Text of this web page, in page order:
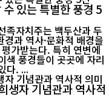
있는 특별한 풍경 5
족자치주는 백두산과 두
과 역사·문화적 배경을
가받는다. 특히 연변에
색 풍경들이 곳곳에 자리
해 있어 국내외 관광객들의 발길을 끌고 있다. ...
자 기념관과 역사적